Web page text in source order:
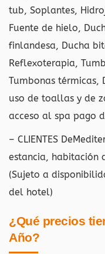
tub, Soplantes,
Fuente de hielo,
finlandesa, Ducha
Reflexoterapia,
Tumbonas térmicas,
uso de toallas y de
acceso al spa pago
– CLIENTES
estancia, habitación
(Sujeto a
del hotel)
¿Qué precios
Año?